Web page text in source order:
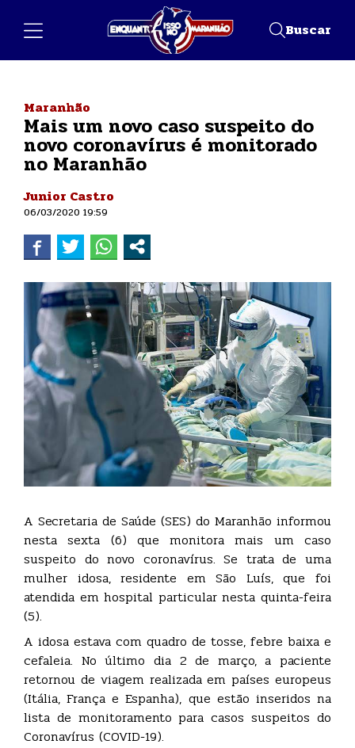
Buscar
Maranhão
Mais um novo caso suspeito do
novo coronavírus é monitorado
no Maranhão
Junior Castro
06/03/2020 19:59
A Secretaria de Saúde (SES) do Maranhão informou
nesta sexta (6) que monitora mais um caso
suspeito do novo coronavírus. Se trata de uma
mulher idosa, residente em São Luís, que foi
atendida em hospital particular nesta quinta-feira
(5).
A idosa estava com quadro de tosse, febre baixa e
cefaleia. No último dia 2 de março, a paciente
retornou de viagem realizada em países europeus
(Itália, França e Espanha), que estão inseridos na
lista de monitoramento para casos suspeitos do
Coronavírus (COVID-19).